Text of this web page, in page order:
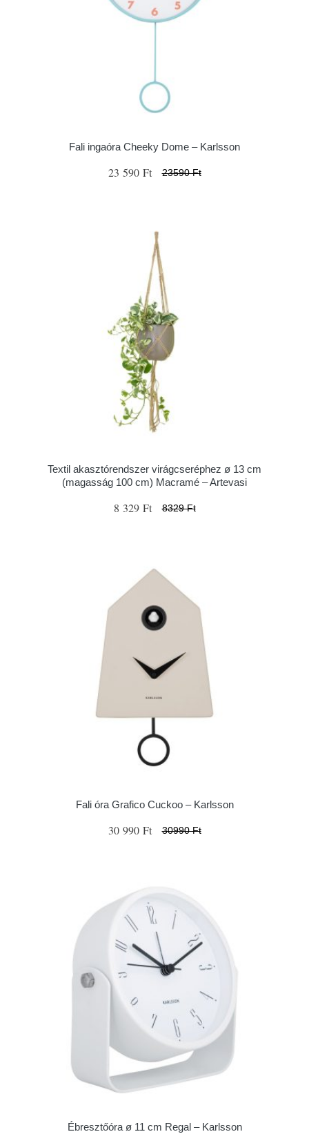
Fali ingaóra Cheeky Dome – Karlsson
23 590 Ft 23590 Ft
Textil akasztórendszer virágcseréphez ø 13 cm
(magasság 100 cm) Macramé – Artevasi
8 329 Ft 8329 Ft
Fali óra Grafico Cuckoo – Karlsson
30 990 Ft 30990 Ft
Ébresztőóra ø 11 cm Regal – Karlsson